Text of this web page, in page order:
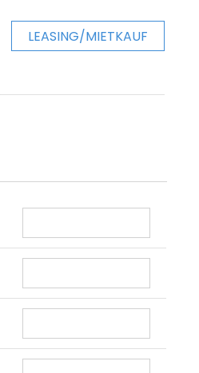
LEASING/MIETKAUF